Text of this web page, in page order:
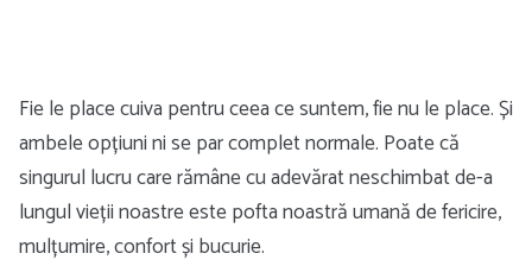
Fie le place cuiva pentru ceea ce suntem, fie nu le place. Și
ambele opțiuni ni se par complet normale. Poate că
singurul lucru care rămâne cu adevărat neschimbat de-a
lungul vieții noastre este pofta noastră umană de fericire,
mulțumire, confort și bucurie.